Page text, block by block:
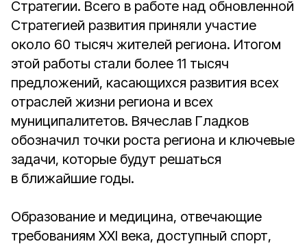
Стратегии. Всего в работе над обновленной
Стратегией развития приняли участие
около 60 тысяч жителей региона. Итогом
этой работы стали более 11 тысяч
предложений, касающихся развития всех
отраслей жизни региона и всех
муниципалитетов. Вячеслав Гладков
обозначил точки роста региона и ключевые
задачи, которые будут решаться
в ближайшие годы.
Образование и медицина, отвечающие
требованиям XXI века, доступный спорт,